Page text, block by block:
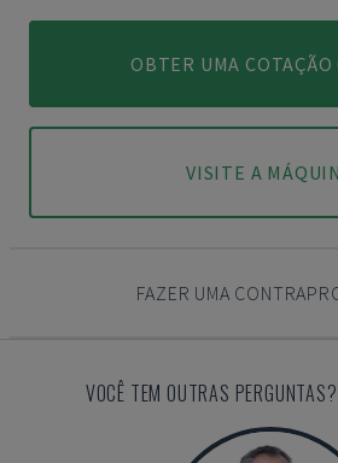
OBTER UMA
VISITE A
FAZER UMA
VOCÊ TEM OUTRAS